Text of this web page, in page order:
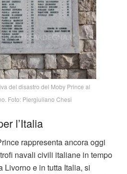
del disastro del Moby Prince al
Foto: Piergiuliano Chesi
l’Italia
rappresenta ancora oggi
navali civili italiane in tempo
Livorno e in tutta Italia, si